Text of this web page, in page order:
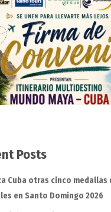
Posts
Cuba otras cinco medallas
en Santo Domingo 2026